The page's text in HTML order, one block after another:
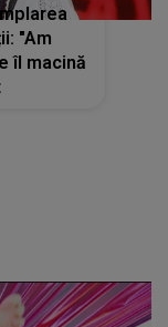
"Am
îl macină